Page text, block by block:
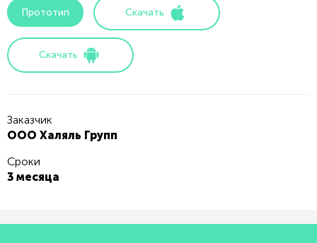
Прототип Скачать
Скачать
Заказчик
ООО Халяль Групп
Сроки
3 месяца